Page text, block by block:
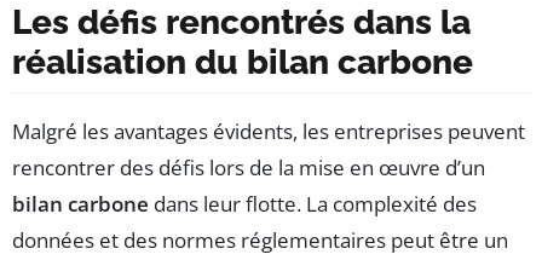
Les défis rencontrés dans la
réalisation du bilan carbone
Malgré les avantages évidents, les entreprises peuvent
rencontrer des défis lors de la mise en œuvre d’un
bilan carbone dans leur flotte. La complexité des
données et des normes réglementaires peut être un